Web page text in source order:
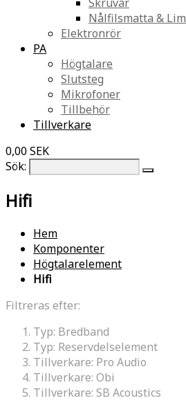
Nålfilsmatta & Lim
Elektronrör
PA
Högtalare
Slutsteg
Mikrofoner
Tillbehör
Tillverkare
0,00 SEK
Sök:
Hifi
Hem
Komponenter
Högtalarelement
Hifi
Filtreras efter:
Typ: Bredband
Typ: Reservdelselement
Tillverkare: Pro Audio
Tillverkare: Obi
Tillverkare: SB Acoustics